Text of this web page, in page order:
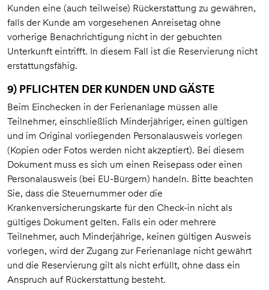
Kunden eine (auch teilweise) Rückerstattung zu gewähren,
falls der Kunde am vorgesehenen Anreisetag ohne
vorherige Benachrichtigung nicht in der gebuchten
Unterkunft eintrifft. In diesem Fall ist die Reservierung nicht
erstattungsfähig.
9) PFLICHTEN DER KUNDEN UND GÄSTE
Beim Einchecken in der Ferienanlage müssen alle
Teilnehmer, einschließlich Minderjähriger, einen gültigen
und im Original vorliegenden Personalausweis vorlegen
(Kopien oder Fotos werden nicht akzeptiert). Bei diesem
Dokument muss es sich um einen Reisepass oder einen
Personalausweis (bei EU-Bürgern) handeln. Bitte beachten
Sie, dass die Steuernummer oder die
Krankenversicherungskarte für den Check-in nicht als
gültiges Dokument gelten. Falls ein oder mehrere
Teilnehmer, auch Minderjährige, keinen gültigen Ausweis
vorlegen, wird der Zugang zur Ferienanlage nicht gewährt
und die Reservierung gilt als nicht erfüllt, ohne dass ein
Anspruch auf Rückerstattung besteht.